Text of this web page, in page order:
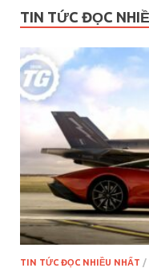
TIN TỨC ĐỌC
TIN TỨC ĐỌC NHIỀU NHẤT /